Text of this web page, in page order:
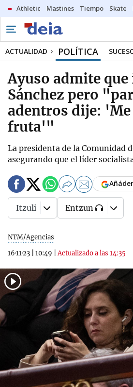
Athletic Mastines Tiempo Skate
ACTUALIDAD POLÍTICA
Ayuso admite
Sánchez pero
adentros dije:
fruta'"
La presidenta de la Comunidad
asegurando que el líder
NTM/Agencias
16·11·23
10:49 |Actualizado a las 14:35
Itzuli Entzun